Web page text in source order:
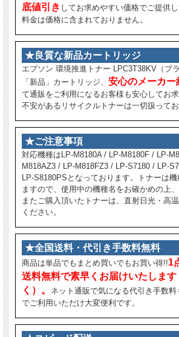
底値引き してお求めやすい価格でご提供
料金は価格に含まれておりません。
★良質な新品カートリッジ
エプソン 環境推進トナー LPC3T38KV（ブ
「新品」カートリッジ、 安心のメーカー
て通販をご利用になるお客様も安心してお
不安があるリサイクルトナーは一切扱ってお
★ご注意事項
対応機種はLP-M8180A / LP-M8180F / LP-
M818AZ3 / LP-M818FZ3 / LP-S7180 / LP-
LP-S8180PSとなっております。トナーは
ますので、使用中の機種名をお確かめの上、
またご購入頂いたトナーは、直射日光・高
ください。
★全国送料・代引き手数料無料
商品は単品でもまとめ買いでもお買い得!!1
送料無料で素早くお届けいたしま
く）。
ネット通販で気になる代引き手数
でご利用いただけ大変便利です。